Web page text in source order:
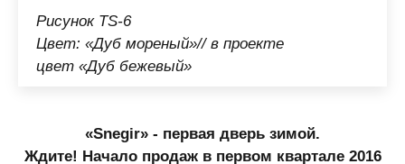
Рисунок TS-6
Цвет: «Дуб мореный»// в проекте
цвет «Дуб бежевый»
«Snegir» - первая дверь зимой.
Ждите! Начало продаж в первом квартале 2016